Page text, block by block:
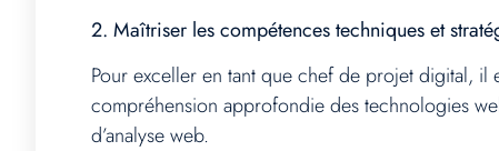
2. Maîtriser les compétences techniques et
Pour exceller en tant que chef de projet digital, il
compréhension approfondie des technologies
d’analyse web.